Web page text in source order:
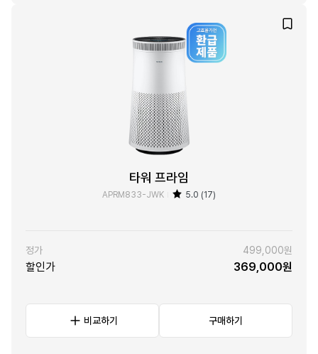
타워 프라임
APRM833-JWK 5.0 (17)
정가 499,000원
할인가 369,000원
비교하기 구매하기